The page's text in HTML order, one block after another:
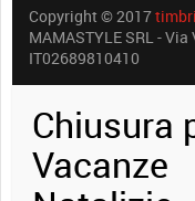
Copyright © 2017
MAMASTYLE SRL -
IT02689810410
Chiusura
Vacanze